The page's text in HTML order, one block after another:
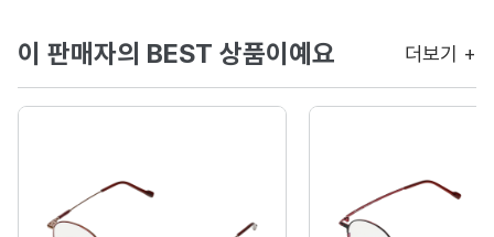
이 판매자의 BEST 상품이예요 더보기 +